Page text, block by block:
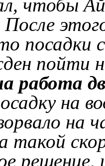
чтобы
После
посадки
пойти
работа
на
на
такой